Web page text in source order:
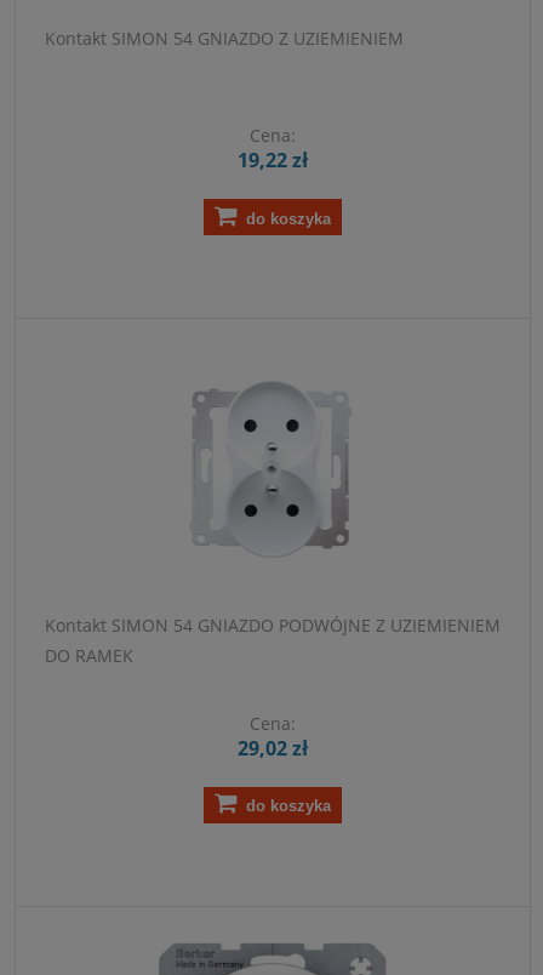
Kontakt SIMON 54 GNIAZDO Z UZIEMIENIEM
Cena:
19,22 zł
do koszyka
Kontakt SIMON 54 GNIAZDO PODWÓJNE Z UZIEMIENIEM
DO RAMEK
Cena:
29,02 zł
do koszyka